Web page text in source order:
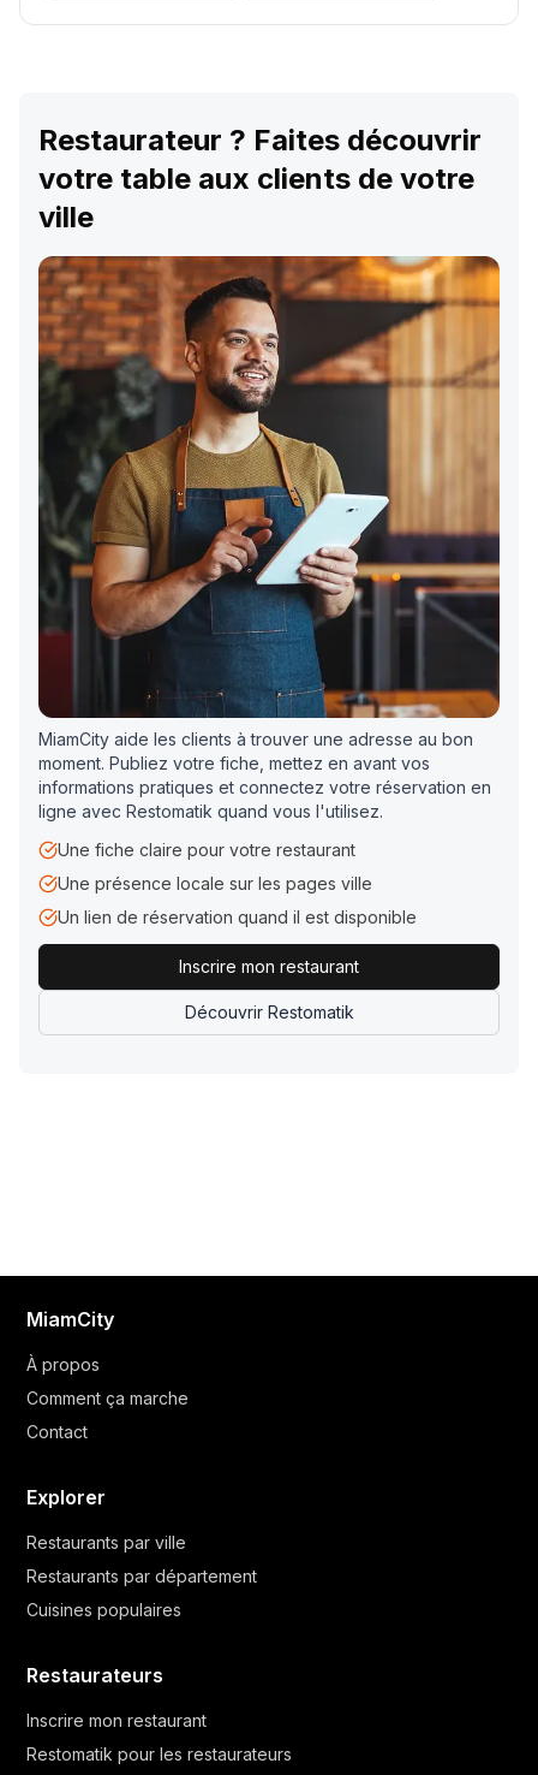
Restaurateur ? Faites découvrir
votre table aux clients de votre
ville
MiamCity aide les clients à trouver une adresse au bon
moment. Publiez votre fiche, mettez en avant vos
informations pratiques et connectez votre réservation en
ligne avec Restomatik quand vous l'utilisez.
Une fiche claire pour votre restaurant
Une présence locale sur les pages ville
Un lien de réservation quand il est disponible
Inscrire mon restaurant
Découvrir Restomatik
MiamCity
À propos
Comment ça marche
Contact
Explorer
Restaurants par ville
Restaurants par département
Cuisines populaires
Restaurateurs
Inscrire mon restaurant
Restomatik pour les restaurateurs